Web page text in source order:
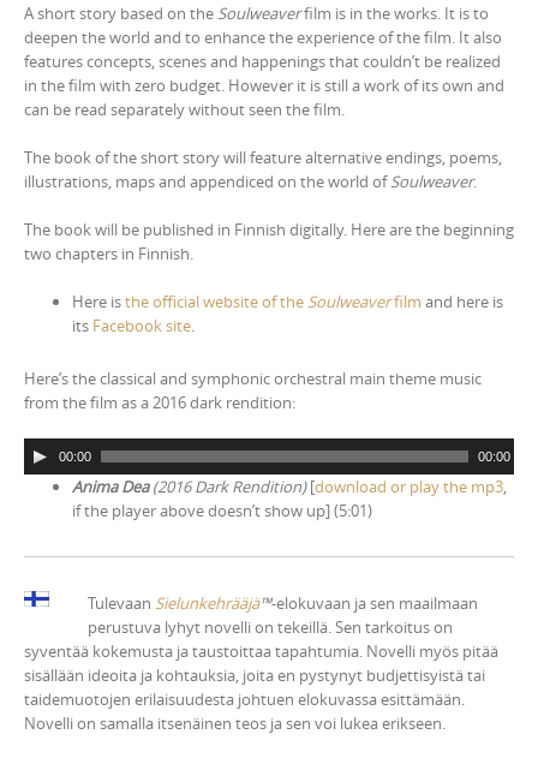
A short story based on the Soulweaverfilm is in the works. It is to
deepen the world and to enhance the experience of the film. It also
features concepts, scenes and happenings that couldn’t be realized
in the film with zero budget. However it is still a work of its own and
can be read separately without seen the film.
The book of the short story will feature alternative endings, poems,
illustrations, maps and appendiced on the world ofSoulweaver.
The book will be published in Finnish digitally. Here are the beginning
two chapters in Finnish.
Here isthe official website of the Soulweaverfilm and here is
its Facebook site
Here’s the classical and symphonic orchestral main theme music
from the film as a 2016 dark rendition:
u
l
e
00:00 00:00
Anima Dea(2016 Dark Rendition)[download or play the mp3
if the player above doesn’t show up] (5:01)
Tulevaan Sielunkehrääjä™-elokuvaan ja sen maailmaan
perustuva lyhyt novelli on tekeillä. Sen tarkoitus on
syventää kokemusta ja taustoittaa tapahtumia. Novelli myös pitää
sisällään ideoita ja kohtauksia, joita en pystynyt budjettisyistä tai
taidemuotojen erilaisuudesta johtuen elokuvassa esittämään.
Novelli on samalla itsenäinen teos ja sen voi lukea erikseen.